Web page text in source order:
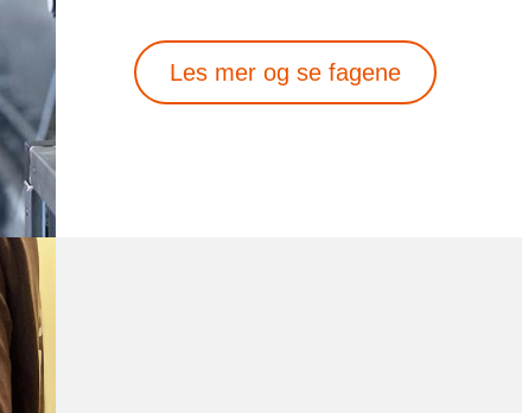
Les mer og se fagene